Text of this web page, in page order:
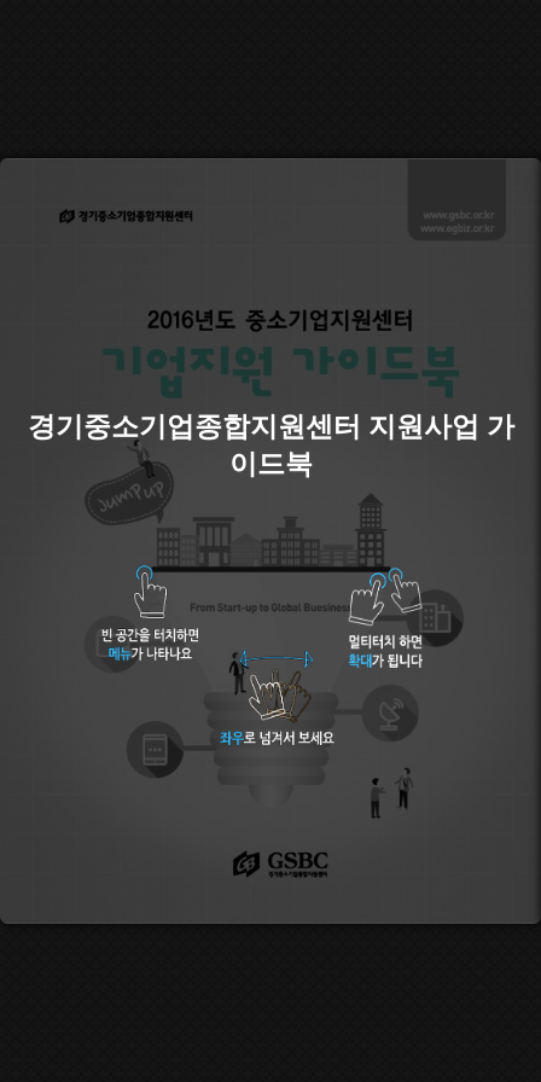
경기중소기업종합지원센터 지원사업 가
이드북